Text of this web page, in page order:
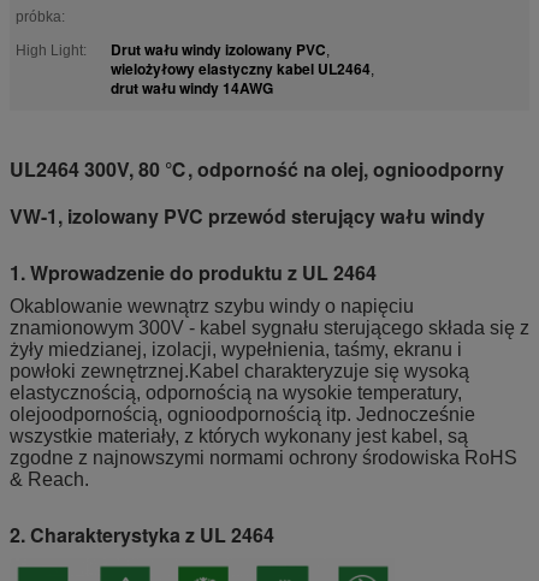
próbka:
High Light: Drut wału windy izolowany PVC,
wielożyłowy elastyczny kabel UL2464,
drut wału windy 14AWG
UL2464 300V, 80 ℃, odporność na olej, ognioodporny
VW-1, izolowany PVC przewód sterujący wału windy
1. Wprowadzenie do produktu z UL 2464
Okablowanie wewnątrz szybu windy o napięciu
znamionowym 300V - kabel sygnału sterującego składa się z
żyły miedzianej, izolacji, wypełnienia, taśmy, ekranu i
powłoki zewnętrznej.Kabel charakteryzuje się wysoką
elastycznością, odpornością na wysokie temperatury,
olejoodpornością, ognioodpornością itp. Jednocześnie
wszystkie materiały, z których wykonany jest kabel, są
zgodne z najnowszymi normami ochrony środowiska RoHS
& Reach.
2. Charakterystyka z UL 2464